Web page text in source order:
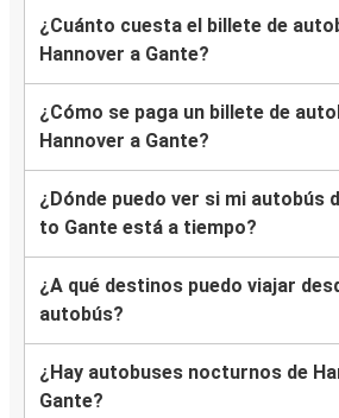
¿Cuánto cuesta el billete de
Hannover a Gante?
¿Cómo se paga un billete de
Hannover a Gante?
¿Dónde puedo ver si mi autobús
to Gante está a tiempo?
¿A qué destinos puedo viajar
autobús?
¿Hay autobuses nocturnos de
Gante?